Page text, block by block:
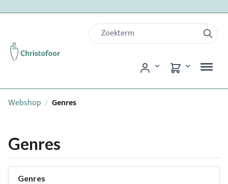
Webshop / Genres
Genres
Genres